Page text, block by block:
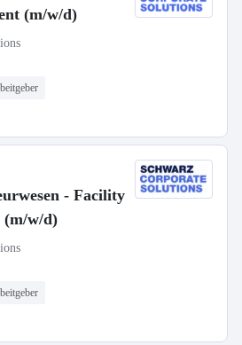
(m/w/d)
- Facility
(m/w/d)